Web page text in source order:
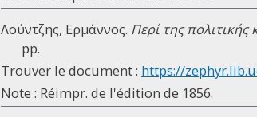
Λούντζης, Ερμάννος. Περί της
pp.
Trouver le document : https://
Note : Réimpr. de l'édition de 1856.